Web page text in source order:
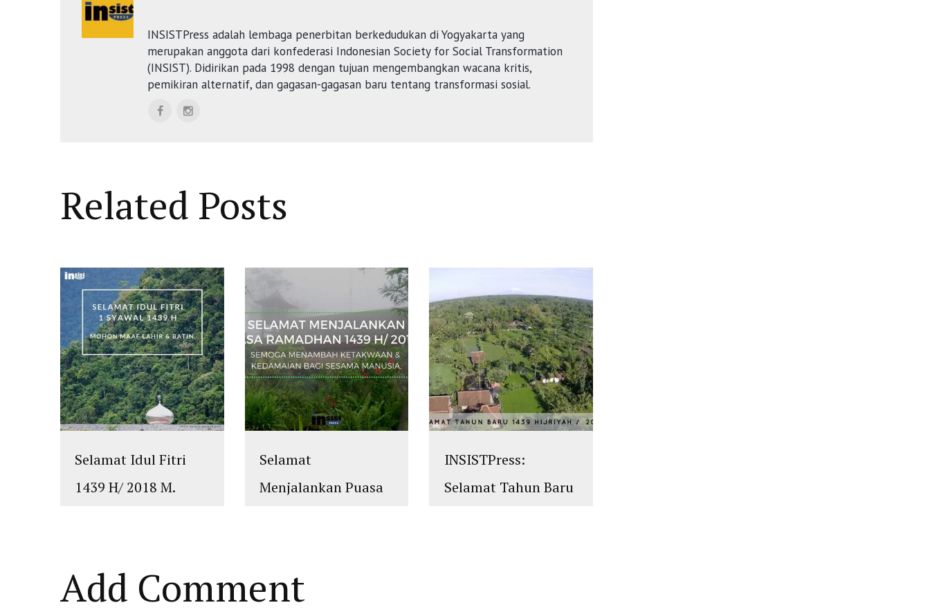
INSISTPress adalah lembaga penerbitan berkedudukan di Yogyakarta yang
merupakan anggota dari konfederasi Indonesian Society for Social Transformation
(INSIST). Didirikan pada 1998 dengan tujuan mengembangkan wacana kritis,
pemikiran alternatif, dan gagasan-gagasan baru tentang transformasi sosial.
Related Posts
Selamat Idul Fitri
1439 H/ 2018 M.
Selamat
Menjalankan Puasa
INSISTPress:
Selamat Tahun Baru
Add Comment